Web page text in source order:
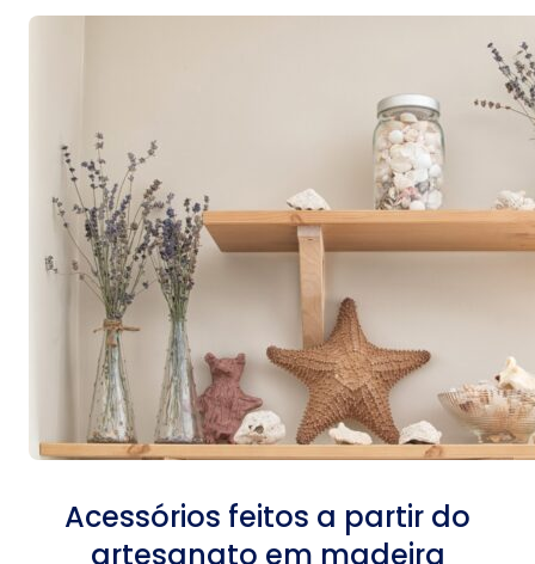
Acessórios feitos a partir do
artesanato em madeira